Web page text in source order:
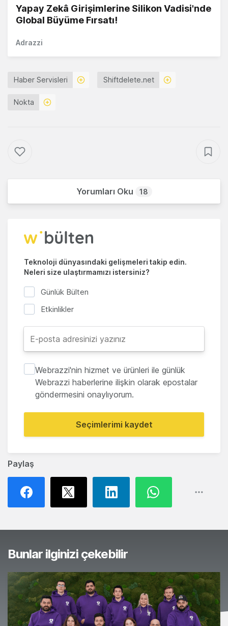
Paylaş
Yapay Zekâ Girişimlerine Silikon Vadisi'nde
Global Büyüme Fırsatı!
Adrazzi
Haber Servisleri Shiftdelete.net
Nokta
Yorumları Oku 18
Teknoloji dünyasındaki gelişmeleri takip edin.
Neleri size ulaştırmamızı istersiniz?
Günlük Bülten
Etkinlikler
Webrazzi'nin hizmet ve ürünleri ile günlük
Webrazzi haberlerine ilişkin olarak epostalar
göndermesini onaylıyorum.
Seçimlerimi kaydet
Bunlar ilginizi çekebilir